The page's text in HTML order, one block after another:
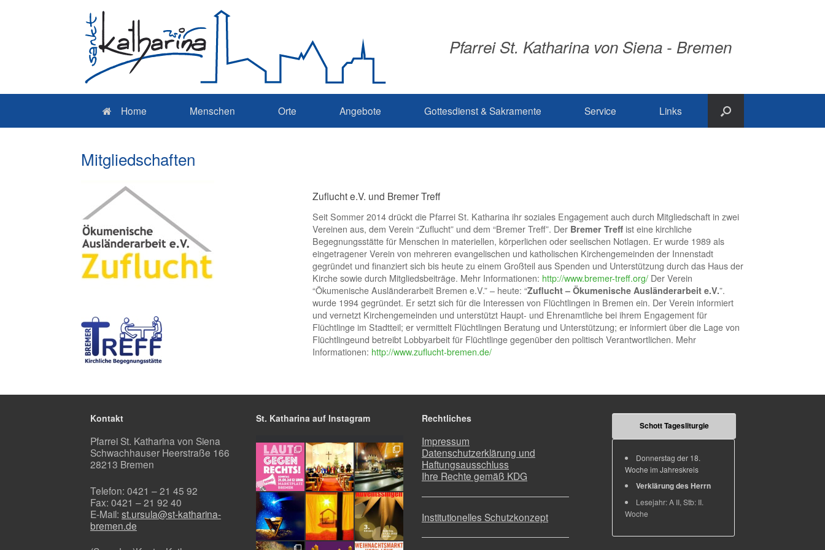
Pfarrei St. Katharina von Siena - Bremen
Home Menschen Orte Angebote Gottesdienst & Sakramente Service Links
Mitgliedschaften
Zuflucht e.V. und Bremer Treff
Seit Sommer 2014 drückt die Pfarrei St. Katharina ihr soziales Engagement auch durch Mitgliedschaft in zwei
Vereinen aus, dem Verein “Zuflucht” und dem “Bremer Treff”. Der Bremer Treff ist eine kirchliche
Begegnungsstätte für Menschen in materiellen, körperlichen oder seelischen Notlagen. Er wurde 1989 als
eingetragener Verein von mehreren evangelischen und katholischen Kirchengemeinden der Innenstadt
gegründet und finanziert sich bis heute zu einem Großteil aus Spenden und Unterstützung durch das Haus der
Kirche sowie durch Mitgliedsbeiträge. Mehr Informationen: http://www.bremer-treff.org/ Der Verein
“Ökumenische Ausländerarbeit Bremen e.V.” – heute: “Zuflucht – Ökumenische Ausländerarbeit e.V.”.
wurde 1994 gegründet. Er setzt sich für die Interessen von Flüchtlingen in Bremen ein. Der Verein informiert
und vernetzt Kirchengemeinden und unterstützt Haupt- und Ehrenamtliche bei ihrem Engagement für
Flüchtlinge im Stadtteil; er vermittelt Flüchtlingen Beratung und Unterstützung; er informiert über die Lage von
Flüchtlingeund betreibt Lobbyarbeit für Flüchtlinge gegenüber den politisch Verantwortlichen. Mehr
Informationen: http://www.zuflucht-bremen.de/
Kontakt
Pfarrei St. Katharina von Siena
Schwachhauser Heerstraße 166
28213 Bremen
Telefon: 0421 – 21 45 92
Fax: 0421 – 21 92 40
E-Mail: st.ursula@st-katharina-
bremen.de
St. Katharina auf Instagram Rechtliches
Impressum
Datenschutzerklärung und
Haftungsausschluss
Ihre Rechte gemäß KDG
Institutionelles Schutzkonzept
Schott Tagesliturgie
Donnerstag der 18.
Woche im Jahreskreis
Verklärung des Herrn
Lesejahr: A II, Stb: II.
Woche